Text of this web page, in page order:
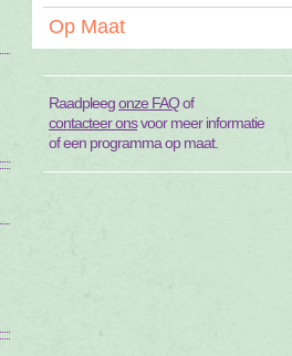
Op Maat
Raadpleegonze FAQof
contacteer onsvoor meer informatie
of een programma op maat.